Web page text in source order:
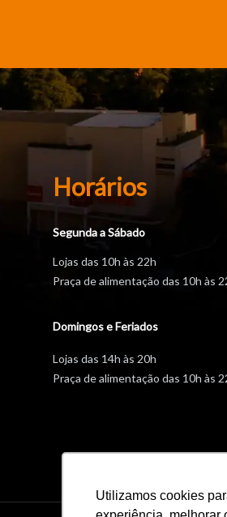
Utilizamos cookies
Horários
Segunda a Sábado
Lojas das 10h às 22h
Praça de alimentação das 10h às
Domingos e Feriados
Lojas das 14h às 20h
Praça de alimentação das 10h às